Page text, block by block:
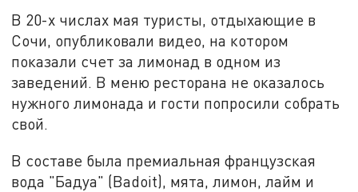
В 20-х числах мая туристы, отдыхающие в
Сочи, опубликовали видео, на котором
показали счет за лимонад в одном из
заведений. В меню ресторана не оказалось
нужного лимонада и гости попросили собрать
свой.
В составе была премиальная французская
вода "Бадуа" (Badoit), мята, лимон, лайм и